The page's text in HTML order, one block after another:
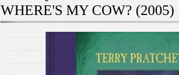
WHERE'S MY COW? (2005)